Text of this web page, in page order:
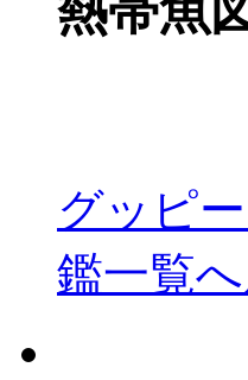
グッピ
鑑一覧